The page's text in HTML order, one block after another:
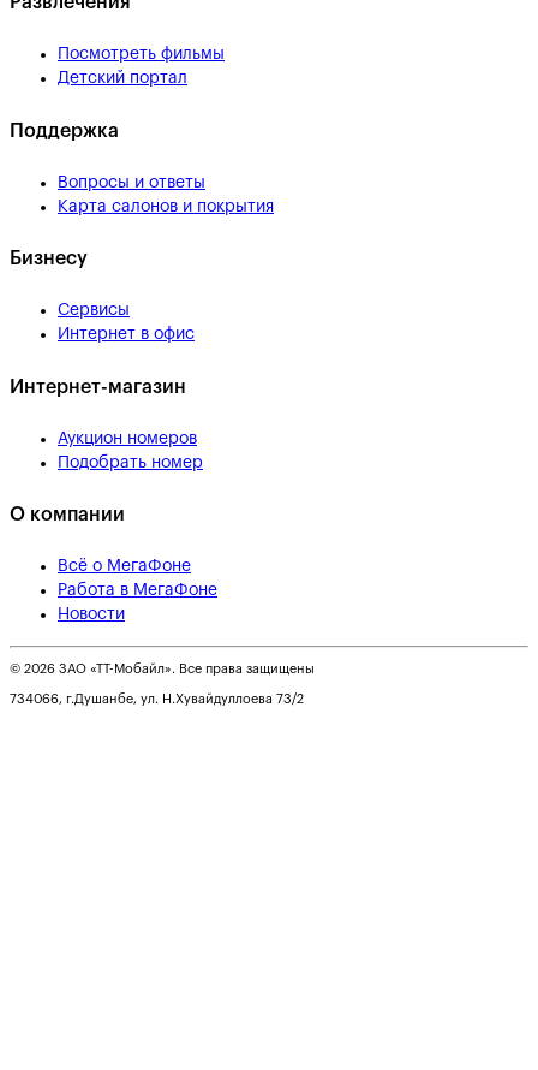
Посмотреть фильмы
Детский портал
Поддержка
Вопросы и ответы
Карта салонов и покрытия
Бизнесу
Сервисы
Интернет в офис
Интернет-магазин
Аукцион номеров
Подобрать номер
О компании
Всё о МегаФоне
Работа в МегаФоне
Новости
© 2026 ЗАО «ТТ-Мобайл». Все права защищены
734066, г.Душанбе, ул. Н.Хувайдуллоева 73/2